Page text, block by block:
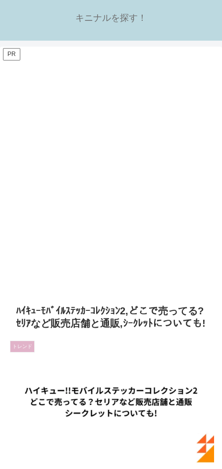
キニナルを探す！
PR
ﾊｲｷｭｰﾓﾊﾞｲﾙｽﾃｯｶｰｺﾚｸｼｮﾝ2,どこで売ってる?
ｾﾘｱなど販売店舗と通販,ｼｰｸﾚｯﾄについても!
トレンド